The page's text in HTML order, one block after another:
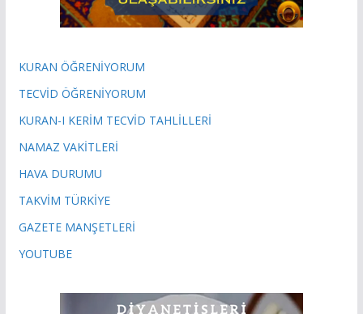
KURAN ÖĞRENİYORUM
TECVİD ÖĞRENİYORUM
KURAN-I KERİM TECVİD TAHLİLLERİ
NAMAZ VAKİTLERİ
HAVA DURUMU
TAKVİM TÜRKİYE
GAZETE MANŞETLERİ
YOUTUBE